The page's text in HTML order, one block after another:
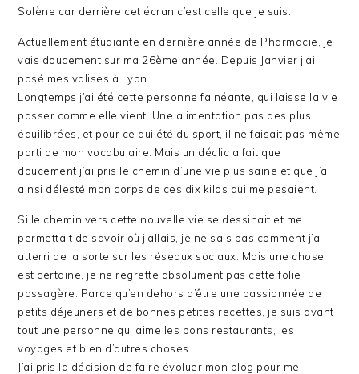
Solène car derrière cet écran c’est celle que je suis.
Actuellement étudiante en dernière année de Pharmacie, je
vais doucement sur ma 26ème année. Depuis Janvier j’ai
posé mes valises à Lyon.
Longtemps j’ai été cette personne fainéante, qui laisse la vie
passer comme elle vient. Une alimentation pas des plus
équilibrées, et pour ce qui été du sport, il ne faisait pas même
parti de mon vocabulaire. Mais un déclic a fait que
doucement j’ai pris le chemin d’une vie plus saine et que j’ai
ainsi délesté mon corps de ces dix kilos qui me pesaient.
Si le chemin vers cette nouvelle vie se dessinait et me
permettait de savoir où j’allais, je ne sais pas comment j’ai
atterri de la sorte sur les réseaux sociaux. Mais une chose
est certaine, je ne regrette absolument pas cette folie
passagère. Parce qu’en dehors d’être une passionnée de
petits déjeuners et de bonnes petites recettes, je suis avant
tout une personne qui aime les bons restaurants, les
voyages et bien d’autres choses.
J’ai pris la décision de faire évoluer mon blog pour me